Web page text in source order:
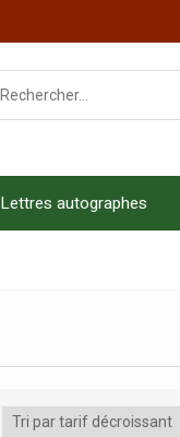
Lettres autographes